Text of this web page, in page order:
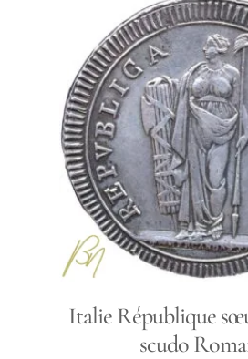
Italie République
scudo